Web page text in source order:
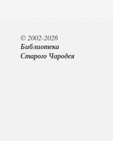
© 2002-2026
Библиотека
Старого Чародея